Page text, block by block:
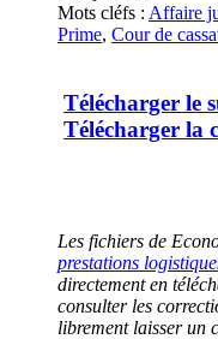
Mots cléfs : Affaire
Prime, Cour de
Télécharger le
Télécharger la
Les fichiers de
prestations
directement en
consulter les
librement laisser un